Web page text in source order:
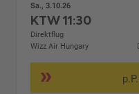
Sa., 3.10.26
KTW11:30
Direktflug
Wizz Air Hungary